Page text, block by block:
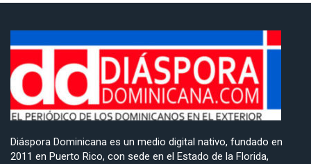
Diáspora Dominicana es un medio digital nativo, fundado en
2011 en Puerto Rico, con sede en el Estado de la Florida,